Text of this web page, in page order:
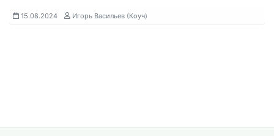
15.08.2024 Игорь Васильев (Коуч)